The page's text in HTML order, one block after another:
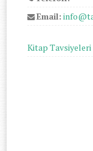
Email:
Kitap Tavsiyeleri